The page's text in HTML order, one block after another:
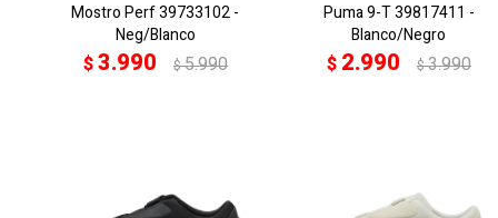
Mostro Perf 39733102 -
Neg/Blanco
$3.990 $5.990
Puma 9-T 39817411 -
Blanco/Negro
$ 2.990 $3.990